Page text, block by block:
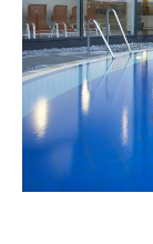
Zurück